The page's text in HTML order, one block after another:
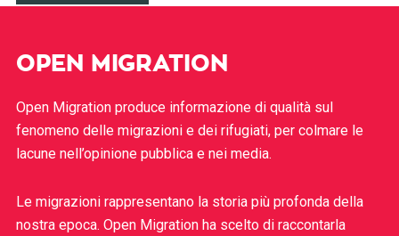
OPEN MIGRATION
Open Migration produce informazione di qualità sul
fenomeno delle migrazioni e dei rifugiati, per colmare le
lacune nell’opinione pubblica e nei media.
Le migrazioni rappresentano la storia più profonda della
nostra epoca. Open Migration ha scelto di raccontarla